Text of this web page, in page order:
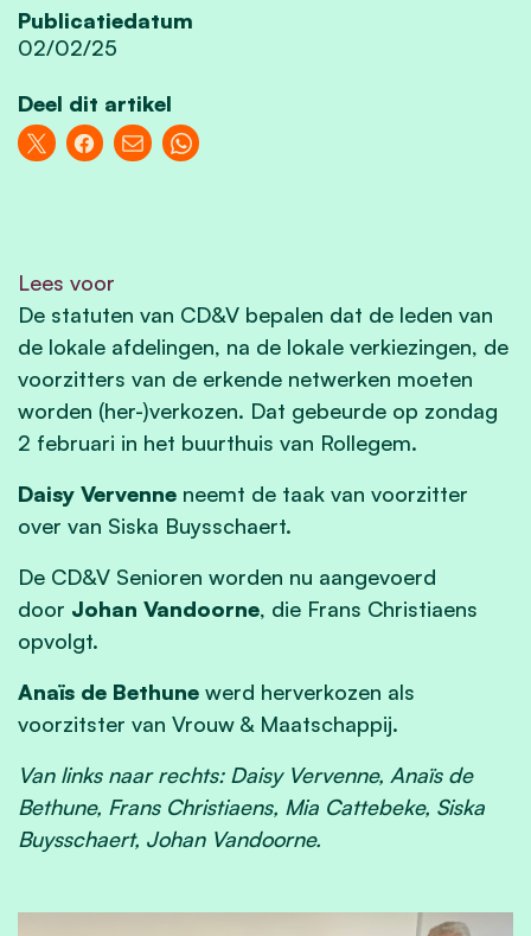
Publicatiedatum
02/02/25
Deel dit artikel
Lees voor
De statuten van CD&V bepalen dat de leden van
de lokale afdelingen, na de lokale verkiezingen, de
voorzitters van de erkende netwerken moeten
worden (her-)verkozen. Dat gebeurde op zondag
2 februari in het buurthuis van Rollegem.
Daisy Vervenne neemt de taak van voorzitter
over van Siska Buysschaert.
De CD&V Senioren worden nu aangevoerd
door Johan Vandoorne, die Frans Christiaens
opvolgt.
Anaïs de Bethune werd herverkozen als
voorzitster van Vrouw & Maatschappij.
Van links naar rechts: Daisy Vervenne, Anaïs de
Bethune, Frans Christiaens, Mia Cattebeke, Siska
Buysschaert, Johan Vandoorne.